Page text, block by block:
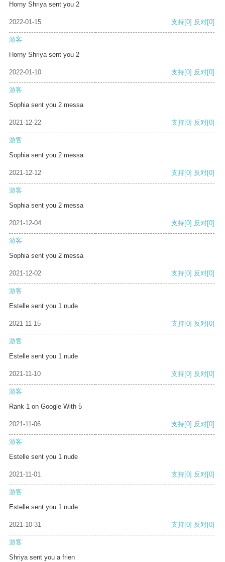
Horny Shriya sent you 2
2022-01-15 支持[0] 反对[0]
游客
Horny Shriya sent you 2
2022-01-10 支持[0] 反对[0]
游客
Sophia sent you 2 messa
2021-12-22 支持[0] 反对[0]
游客
Sophia sent you 2 messa
2021-12-12 支持[0] 反对[0]
游客
Sophia sent you 2 messa
2021-12-04 支持[0] 反对[0]
游客
Sophia sent you 2 messa
2021-12-02 支持[0] 反对[0]
游客
Estelle sent you 1 nude
2021-11-15 支持[0] 反对[0]
游客
Estelle sent you 1 nude
2021-11-10 支持[0] 反对[0]
游客
Rank 1 on Google With 5
2021-11-06 支持[0] 反对[0]
游客
Estelle sent you 1 nude
2021-11-01 支持[0] 反对[0]
游客
Estelle sent you 1 nude
2021-10-31 支持[0] 反对[0]
游客
Shriya sent you a frien